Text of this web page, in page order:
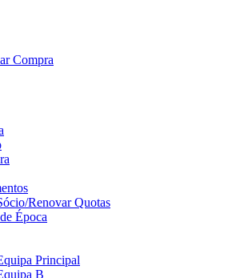
Compra
Renovar Quotas
Época
Principal
B